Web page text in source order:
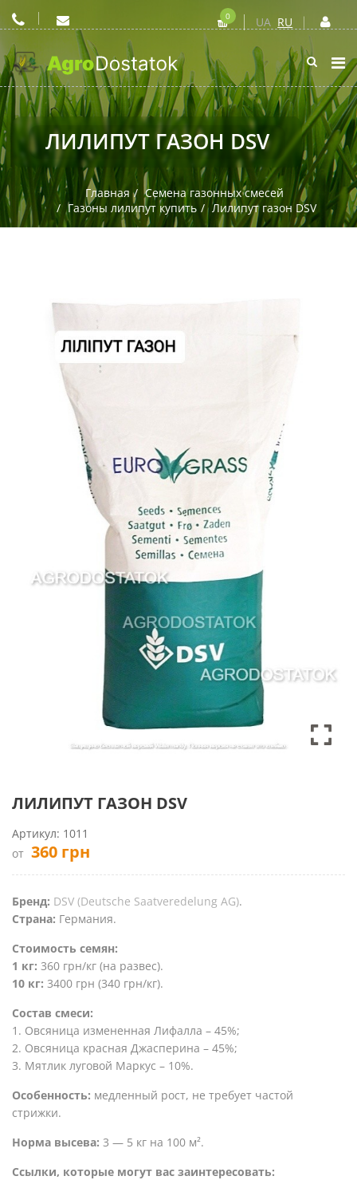
UA RU
0
ЛИЛИПУТ ГАЗОН DSV
Главная
Семена газонных смесей
Газоны лилипут купить
Лилипут газон DSV
ЛИЛИПУТ ГАЗОН DSV
Артикул: 1011
от 360 грн
Бренд: DSV (Deutsche Saatveredelung AG).
Страна: Германия.
Стоимость семян:
1 кг: 360 грн/кг (на развес).
10 кг: 3400 грн (340 грн/кг).
Соcтав смеси:
1. Овсяница измененная Лифалла – 45%;
2. Овсяница красная Джасперина – 45%;
3. Мятлик луговой Маркус – 10%.
Особенность: медленный рост, не требует частой
стрижки.
Норма высева: 3 — 5 кг на 100 м².
Ссылки, которые могут вас заинтересовать: